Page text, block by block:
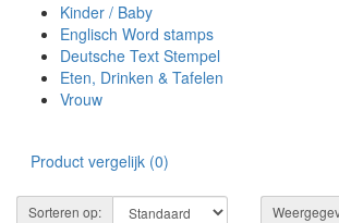
Kinder / Baby
Englisch Word stamps
Deutsche Text Stempel
Eten, Drinken & Tafelen
Vrouw
Product vergelijk (0)
Sorteren op: